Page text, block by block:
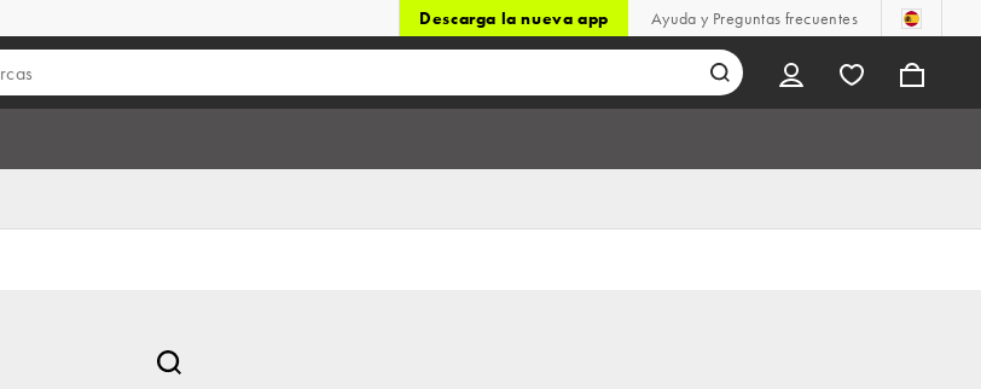
Descarga la nueva app Ayuda y Preguntas frecuentes